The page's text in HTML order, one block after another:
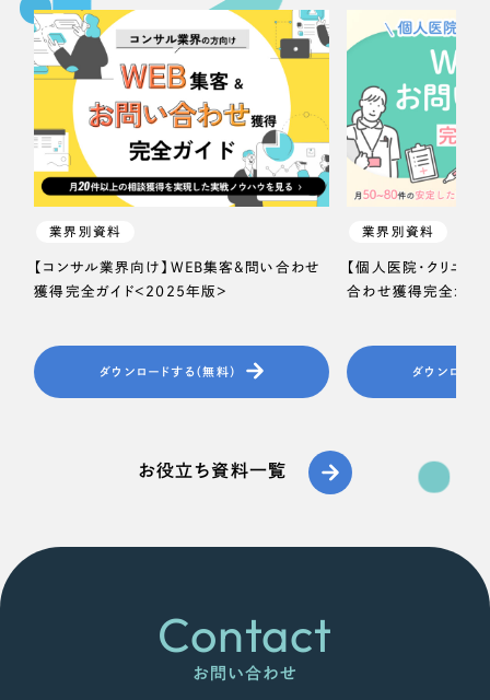
業界別資料
【コンサル業界向け】WEB集客＆問い合わせ
獲得完全ガイド＜2025年版＞
ダウンロードする（無料）
業界別資料
【個人医院・クリニッ
合わせ獲得完全ガイ
ダウンロード
お役立ち資料一覧
Contact
お問い合わせ